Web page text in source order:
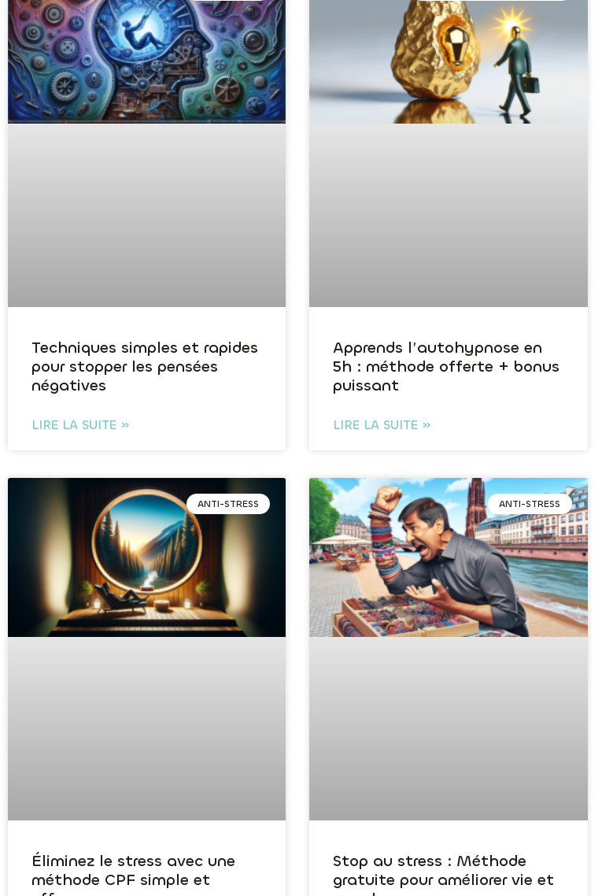
Techniques simples et rapides
pour stopper les pensées
négatives
LIRE LA SUITE »
Apprends l’autohypnose en
5h : méthode offerte + bonus
puissant
LIRE LA SUITE »
ANTI-STRESS
Éliminez le stress avec une
méthode CPF simple et
ANTI-STRESS
Stop au stress : Méthode
gratuite pour améliorer vie et